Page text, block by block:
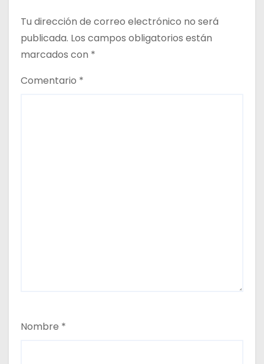
a
d
a
Tu dirección de correo electrónico no será
publicada. Los campos obligatorios están
marcados con *
Comentario *
Nombre *